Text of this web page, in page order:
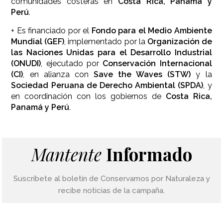
Perú.
+ Es financiado por el Fondo para el Medio Ambiente
Mundial (GEF), implementado por la Organización de
las Naciones Unidas para el Desarrollo Industrial
(ONUDI), ejecutado por Conservación Internacional
(CI), en alianza con Save the Waves (STW) y la
Sociedad Peruana de Derecho Ambiental (SPDA), y
en coordinación con los gobiernos de Costa Rica,
Panamá y Perú.
Mantente Informado
Suscríbete al boletín de Conservamos por Naturaleza y
recibe noticias de la campaña.